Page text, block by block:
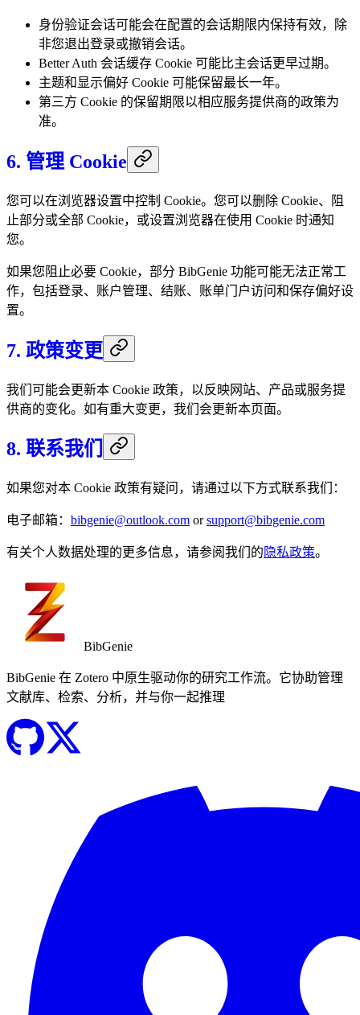
身份验证会话可能会在配置的会话期限内保持有效，除
非您退出登录或撤销会话。
Better Auth 会话缓存 Cookie 可能比主会话更早过期。
主题和显示偏好 Cookie 可能保留最长一年。
第三方 Cookie 的保留期限以相应服务提供商的政策为
准。
6. 管理 Cookie
您可以在浏览器设置中控制 Cookie。您可以删除 Cookie、阻
止部分或全部 Cookie，或设置浏览器在使用 Cookie 时通知
您。
如果您阻止必要 Cookie，部分 BibGenie 功能可能无法正常工
作，包括登录、账户管理、结账、账单门户访问和保存偏好设
置。
7. 政策变更
我们可能会更新本 Cookie 政策，以反映网站、产品或服务提
供商的变化。如有重大变更，我们会更新本页面。
8. 联系我们
如果您对本 Cookie 政策有疑问，请通过以下方式联系我们：
电子邮箱： bibgenie@outlook.com orsupport@bibgenie.com
有关个人数据处理的更多信息，请参阅我们的 隐私政策。
BibGenie
BibGenie 在 Zotero 中原生驱动你的研究工作流。它协助管理
文献库、检索、分析，并与你一起推理